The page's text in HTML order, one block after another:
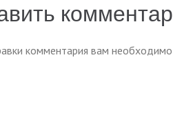
комментария вам необходимо